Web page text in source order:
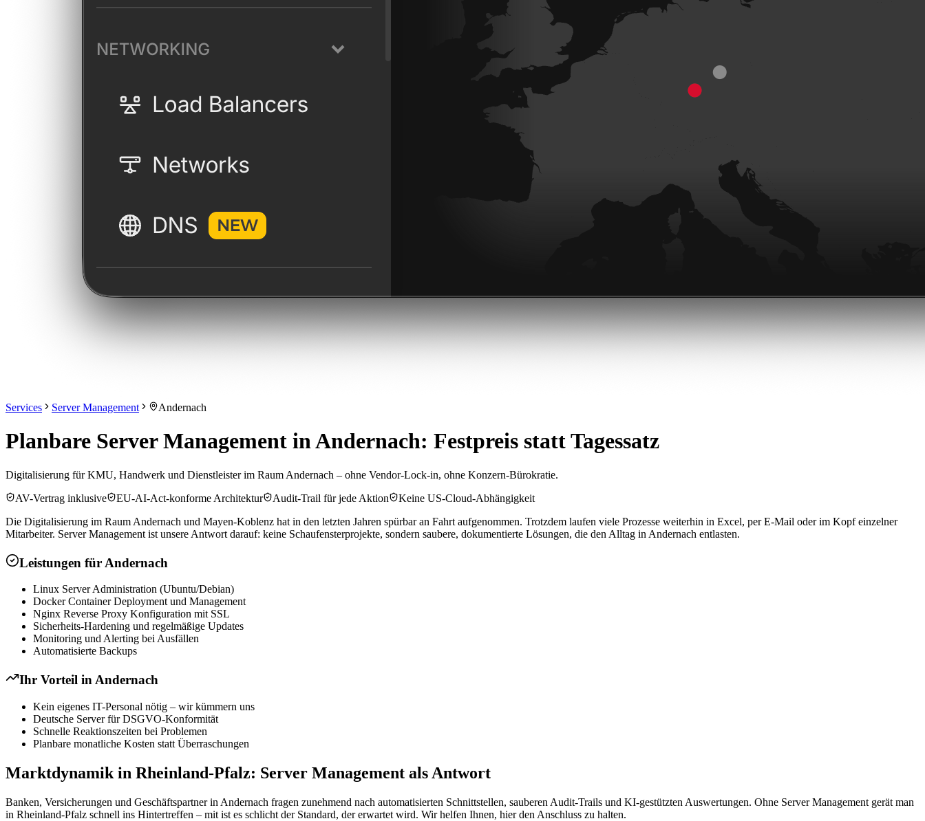
Services Server Management Andernach
Planbare Server Management in Andernach: Festpreis statt Tagessatz
Digitalisierung für KMU, Handwerk und Dienstleister im Raum Andernach – ohne Vendor-Lock-in, ohne Konzern-Bürokratie.
AV-Vertrag inklusive
EU-AI-Act-konforme Architektur Audit-Trail für jede Aktion
Keine US-Cloud-Abhängigkeit
Die Digitalisierung im Raum Andernach und Mayen-Koblenz hat in den letzten Jahren spürbar an Fahrt aufgenommen. Trotzdem laufen viele Prozesse weiterhin in Excel, per E-Mail oder im Kopf einzelner
Mitarbeiter. Server Management ist unsere Antwort darauf: keine Schaufensterprojekte, sondern saubere, dokumentierte Lösungen, die den Alltag in Andernach entlasten.
Leistungen für Andernach
Linux Server Administration (Ubuntu/Debian)
Docker Container Deployment und Management
Nginx Reverse Proxy Konfiguration mit SSL
Sicherheits-Hardening und regelmäßige Updates
Monitoring und Alerting bei Ausfällen
Automatisierte Backups
Ihr Vorteil in Andernach
Kein eigenes IT-Personal nötig – wir kümmern uns
Deutsche Server für DSGVO-Konformität
Schnelle Reaktionszeiten bei Problemen
Planbare monatliche Kosten statt Überraschungen
Marktdynamik in Rheinland-Pfalz: Server Management als Antwort
Banken, Versicherungen und Geschäftspartner in Andernach fragen zunehmend nach automatisierten Schnittstellen, sauberen Audit-Trails und KI-gestützten Auswertungen. Ohne Server Management gerät man
in Rheinland-Pfalz schnell ins Hintertreffen – mit ist es schlicht der Standard, der erwartet wird. Wir helfen Ihnen, hier den Anschluss zu halten.